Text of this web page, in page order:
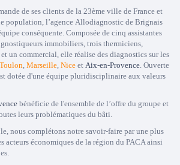
de ses clients de la 23ème ville de France et
population, l’agence Allodiagnostic de Brignais
conséquente. Composée de cinq assistantes
immobiliers, trois thermiciens,
un commercial, elle réalise des diagnostics sur les
Toulon, Marseille, Nice et Aix-en-Provence. Ouverte
dotée d'une équipe pluridisciplinaire aux valeurs
bénéficie de l'ensemble de l’offre du groupe et
leurs problématiques du bâti.
nous complétons notre savoir-faire par une plus
acteurs économiques de la région du PACA ainsi